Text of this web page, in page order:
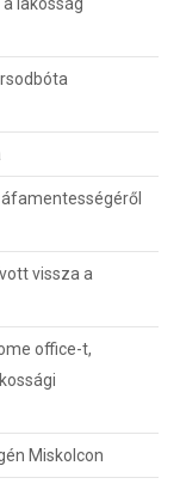
vissza a
office-t,
Miskolcon